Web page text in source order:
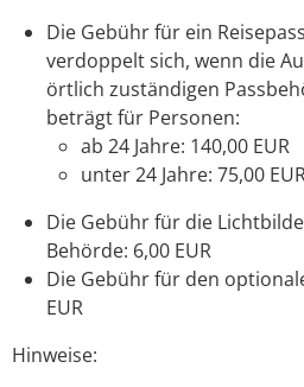
Die Gebühr für ein
verdoppelt sich, wenn die
örtlich zuständigen
beträgt für Personen:
ab 24 Jahre: 140,00 EUR
unter 24 Jahre: 75,00
Die Gebühr für die
Behörde: 6,00 EUR
Die Gebühr für den
EUR
Hinweise: